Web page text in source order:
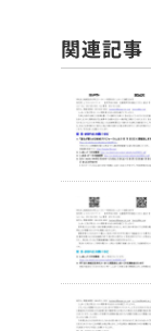
関連記事